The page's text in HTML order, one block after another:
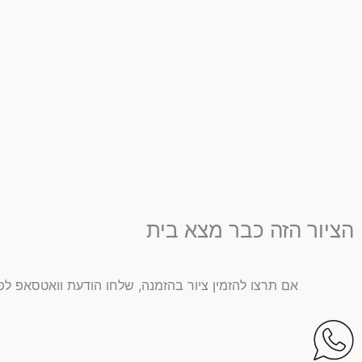
הציור הזה כבר מצא בית
אם תרצו להזמין ציור בהזמנה, שלחו הודעת וואטסאפ